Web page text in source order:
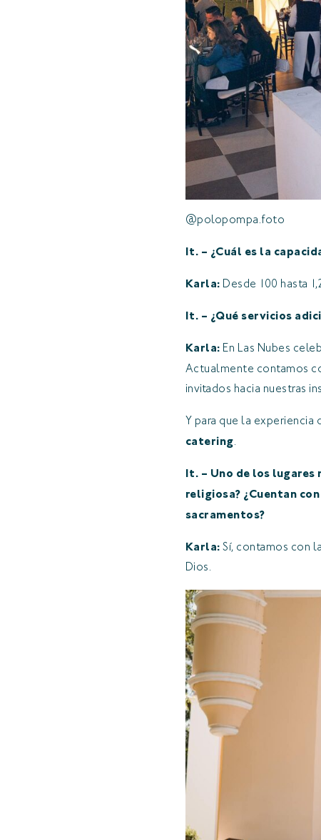
@polopompa.foto
It. – ¿Cuál es la
Karla: Desde 100 hasta
It. – ¿Qué servicios
Karla: En Las Nubes
Actualmente contamos
invitados hacia nuestras
Y para que la experiencia
catering.
It. – Uno de los
religiosa? ¿Cuentan
sacramentos?
Karla: Sí, contamos con
Dios.